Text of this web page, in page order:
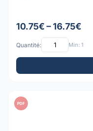
10.75€ – 16.75€
Quantité: Min: 1
PDF